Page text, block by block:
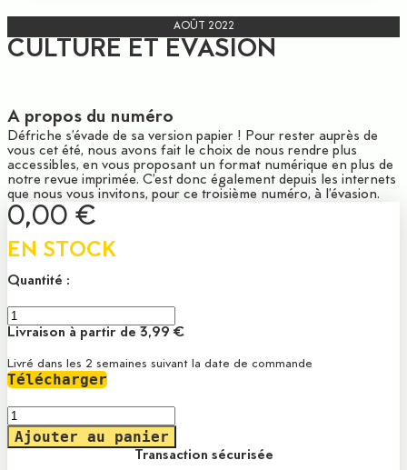
AOÛT 2022
CULTURE ET ÉVASION
A propos du numéro
Défriche s’évade de sa version papier ! Pour rester auprès de
vous cet été, nous avons fait le choix de nous rendre plus
accessibles, en vous proposant un format numérique en plus de
notre revue imprimée. C’est donc également depuis les internets
que nous vous invitons, pour ce troisième numéro, à l’évasion.
0,00 €
EN STOCK
Quantité :
CULTURE
ET
quantity
Livraison à partir de 3,99 €
Livré dans les 2 semaines suivant la date de commande
Télécharger
CULTURE
ET
ÉVASION
Ajouter au panier
Transaction sécurisée